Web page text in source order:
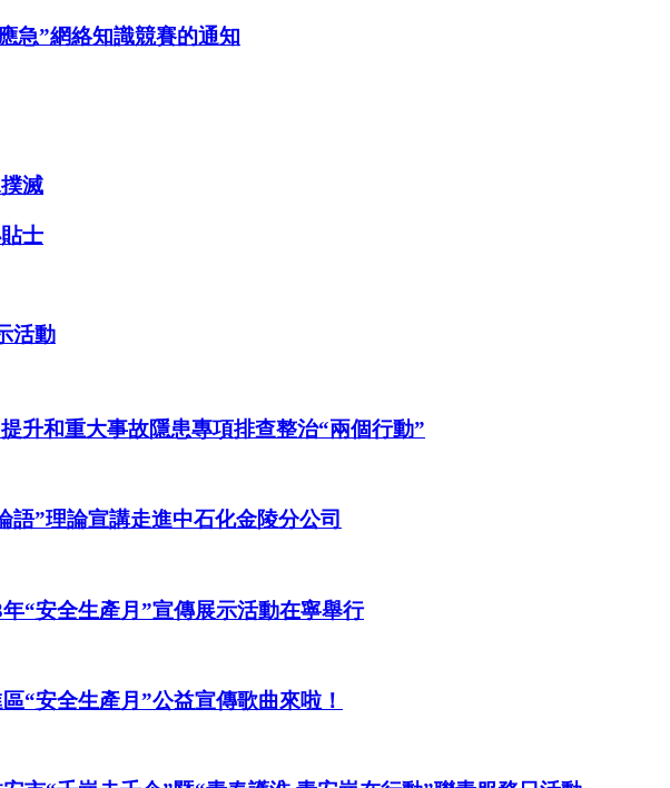
急”網絡知識競賽的通知
滅
士
活動
升和重大事故隱患專項排查整治“兩個行動”
語”理論宣講走進中石化金陵分公司
“安全生產月”宣傳展示活動在寧舉行
“安全生產月”公益宣傳歌曲來啦！